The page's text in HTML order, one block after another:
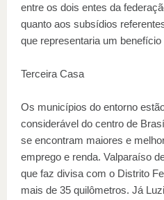
entre os dois entes da
quanto aos subsídios
que representaria um benefício
Terceira Casa
Os municípios do entorno
considerável do centro de
se encontram maiores e
emprego e renda. Valparaíso
que faz divisa com o Distrito
mais de 35 quilômetros. Já